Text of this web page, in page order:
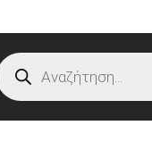
Products search